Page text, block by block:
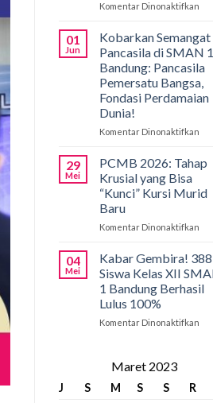
2026
Komentar Dinonaktifkan
1
01
Jun
Kobarkan Semangat
Pancasila di SMAN 1
Bandung: Pancasila
Pemersatu Bangsa,
Fondasi Perdamaian
Dunia!
Komentar Dinonaktifkan
29
Mei
PCMB 2026: Tahap
Krusial yang Bisa
“Kunci” Kursi Murid
Baru
Komentar Dinonaktifkan
yang
04
Mei
Kabar Gembira! 388
Siswa Kelas XII
1 Bandung Berhasil
Lulus 100%
Komentar Dinonaktifkan
Maret 2023
J S M S S R